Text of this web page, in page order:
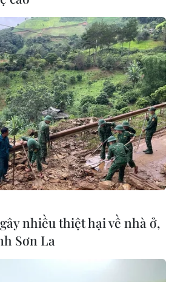
nhiều thiệt hại về nhà ở,
Sơn La